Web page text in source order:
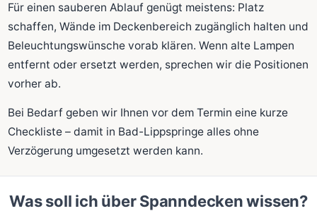
Für einen sauberen Ablauf genügt meistens: Platz
schaffen, Wände im Deckenbereich zugänglich halten und
Beleuchtungswünsche vorab klären. Wenn alte Lampen
entfernt oder ersetzt werden, sprechen wir die Positionen
vorher ab.
Bei Bedarf geben wir Ihnen vor dem Termin eine kurze
Checkliste – damit in Bad-Lippspringe alles ohne
Verzögerung umgesetzt werden kann.
Was soll ich über Spanndecken wissen?